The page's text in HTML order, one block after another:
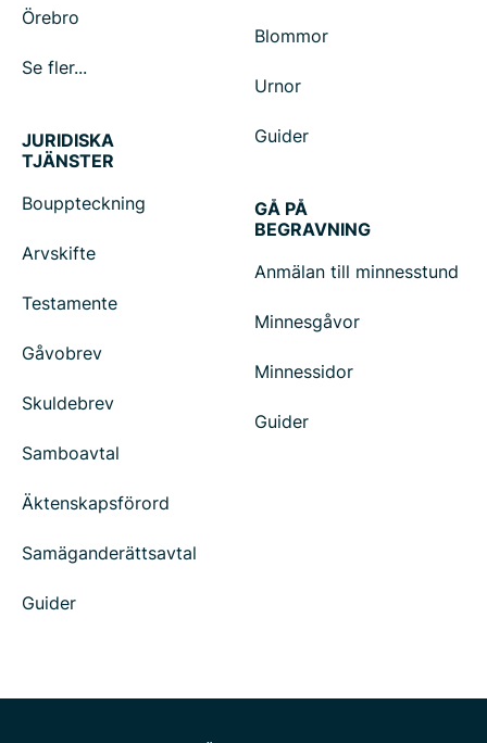
Örebro
Se fler...
Blommor
Urnor
Guider
JURIDISKA
TJÄNSTER
Bouppteckning
Arvskifte
Testamente
Gåvobrev
Skuldebrev
Samboavtal
Äktenskapsförord
Samäganderättsavtal
Guider
GÅ PÅ
BEGRAVNING
Anmälan till minnesstund
Minnesgåvor
Minnessidor
Guider